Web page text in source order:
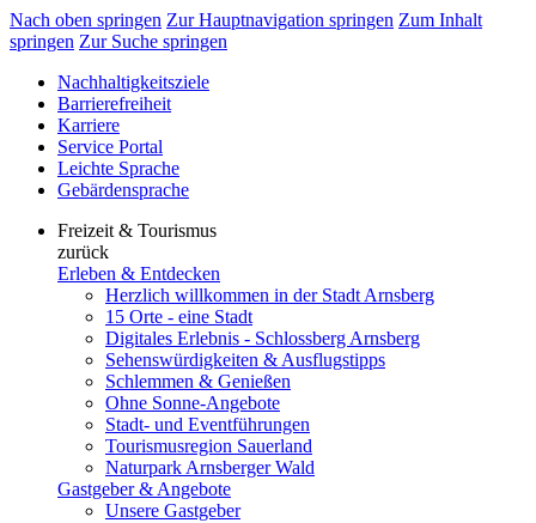
Nach oben springen Zur Hauptnavigation springen Zum Inhalt
springen Zur Suche springen
Nachhaltigkeitsziele
Barrierefreiheit
Karriere
Service Portal
Leichte Sprache
Gebärdensprache
Freizeit & Tourismus
zurück
Erleben & Entdecken
Herzlich willkommen in der Stadt Arnsberg
15 Orte - eine Stadt
Digitales Erlebnis - Schlossberg Arnsberg
Sehenswürdigkeiten & Ausflugstipps
Schlemmen & Genießen
Ohne Sonne-Angebote
Stadt- und Eventführungen
Tourismusregion Sauerland
Naturpark Arnsberger Wald
Gastgeber & Angebote
Unsere Gastgeber